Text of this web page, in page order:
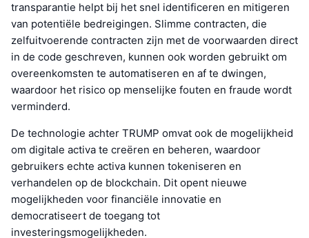
transparantie helpt bij het snel identificeren en mitigeren
van potentiële bedreigingen. Slimme contracten, die
zelfuitvoerende contracten zijn met de voorwaarden direct
in de code geschreven, kunnen ook worden gebruikt om
overeenkomsten te automatiseren en af te dwingen,
waardoor het risico op menselijke fouten en fraude wordt
verminderd.
De technologie achter TRUMP omvat ook de mogelijkheid
om digitale activa te creëren en beheren, waardoor
gebruikers echte activa kunnen tokeniseren en
verhandelen op de blockchain. Dit opent nieuwe
mogelijkheden voor financiële innovatie en
democratiseert de toegang tot
investeringsmogelijkheden.